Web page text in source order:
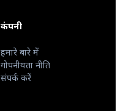
कंपनी
हमारे बारे में
गोपनीयता नीति
संपर्क करें